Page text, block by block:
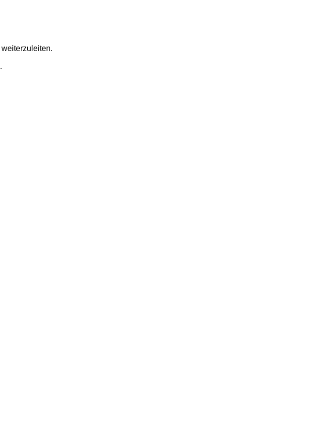
weiterzuleiten.
.